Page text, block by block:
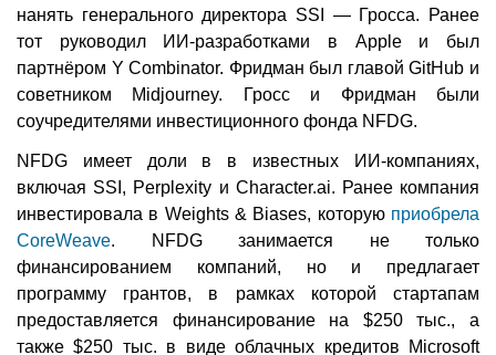
нанять генерального директора SSI — Гросса. Ранее
тот руководил ИИ-разработками в Apple и был
партнёром Y Combinator. Фридман был главой GitHub и
советником Midjourney. Гросс и Фридман были
соучредителями инвестиционного фонда NFDG.
NFDG имеет доли в в известных ИИ-компаниях,
включая SSI, Perplexity и Character.ai. Ранее компания
инвестировала в Weights & Biases, которую приобрела
CoreWeave. NFDG занимается не только
финансированием компаний, но и предлагает
программу грантов, в рамках которой стартапам
предоставляется финансирование на $250 тыс., а
также $250 тыс. в виде облачных кредитов Microsoft